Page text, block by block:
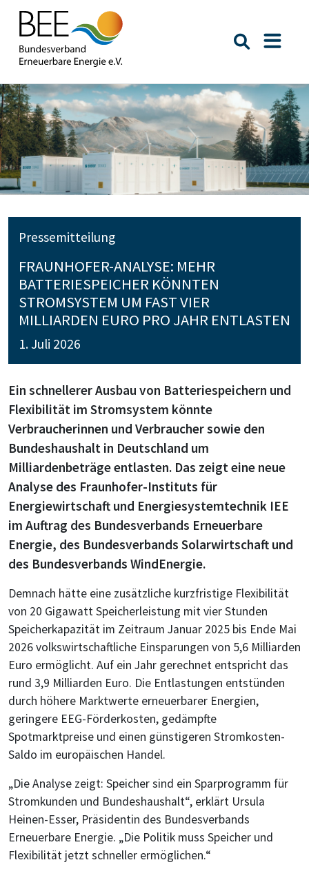
Suche
Pressemitteilung
FRAUNHOFER-ANALYSE: MEHR
BATTERIESPEICHER KÖNNTEN
STROMSYSTEM UM FAST VIER
MILLIARDEN EURO PRO JAHR ENTLASTEN
1. Juli 2026
Ein schnellerer Ausbau von Batteriespeichern und
Flexibilität im Stromsystem könnte
Verbraucherinnen und Verbraucher sowie den
Bundeshaushalt in Deutschland um
Milliardenbeträge entlasten. Das zeigt eine neue
Analyse des Fraunhofer-Instituts für
Energiewirtschaft und Energiesystemtechnik IEE
im Auftrag des Bundesverbands Erneuerbare
Energie, des Bundesverbands Solarwirtschaft und
des Bundesverbands WindEnergie.
Demnach hätte eine zusätzliche kurzfristige Flexibilität
von 20 Gigawatt Speicherleistung mit vier Stunden
Speicherkapazität im Zeitraum Januar 2025 bis Ende Mai
2026 volkswirtschaftliche Einsparungen von 5,6 Milliarden
Euro ermöglicht. Auf ein Jahr gerechnet entspricht das
rund 3,9 Milliarden Euro. Die Entlastungen entstünden
durch höhere Marktwerte erneuerbarer Energien,
geringere EEG-Förderkosten, gedämpfte
Spotmarktpreise und einen günstigeren Stromkosten-
Saldo im europäischen Handel.
„Die Analyse zeigt: Speicher sind ein Sparprogramm für
Stromkunden und Bundeshaushalt“, erklärt Ursula
Heinen-Esser, Präsidentin des Bundesverbands
Erneuerbare Energie. „Die Politik muss Speicher und
Flexibilität jetzt schneller ermöglichen.“